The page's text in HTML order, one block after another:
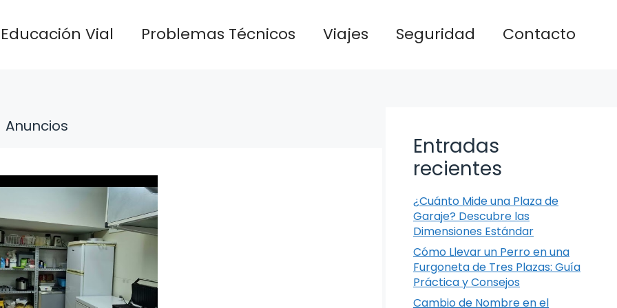
Educación Vial Problemas Técnicos Viajes Seguridad Contacto
Anuncios
Entradas
recientes
¿Cuánto Mide una Plaza de
Garaje? Descubre las
Dimensiones Estándar
Cómo Llevar un Perro en una
Furgoneta de Tres Plazas: Guía
Práctica y Consejos
Cambio de Nombre en el